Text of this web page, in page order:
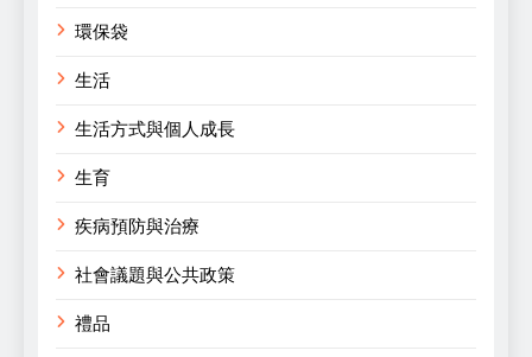
環保袋
生活
生活方式與個人成長
生育
疾病預防與治療
社會議題與公共政策
禮品